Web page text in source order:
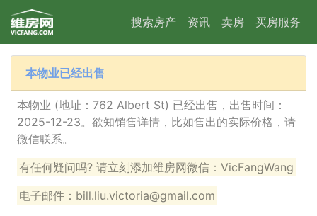
搜索房产 资讯 卖房 买房服务
本物业已经出售
本物业 (地址：762 Albert St) 已经出售，出售时间：
2025-12-23。欲知销售详情，比如售出的实际价格，请
微信联系。
有任何疑问吗? 请立刻添加维房网微信：VicFangWang
电子邮件：bill.liu.victoria@gmail.com